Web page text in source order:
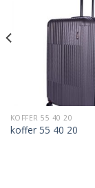
KOFFER 55 40 20
koffer 55 40 20